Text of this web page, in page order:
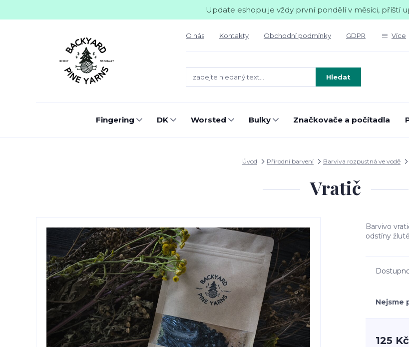
Update eshopu je vždy první pondělí v měsíci, příští
O nás Kontakty Obchodní podmínky GDPR Více
Hledat
Fingering DK Worsted Bulky Značkovače a počítadla
Úvod Přírodní barvení Barviva rozpustná ve vodě
Vratič
Barvivo
odstíny
Nejsme
125 Kč